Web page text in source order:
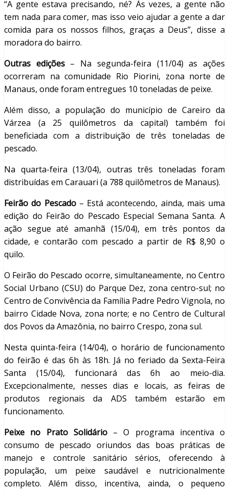
“A gente estava precisando, né? Às vezes, a gente não
tem nada para comer, mas isso veio ajudar a gente a dar
comida para os nossos filhos, graças a Deus”, disse a
moradora do bairro.
Outras edições– Na segunda-feira (11/04) as ações
ocorreram na comunidade Rio Piorini, zona norte de
Manaus, onde foram entregues 10 toneladas de peixe.
Além disso, a população do município de Careiro da
Várzea (a 25 quilômetros da capital) também foi
beneficiada com a distribuição de três toneladas de
pescado.
Na quarta-feira (13/04), outras três toneladas foram
distribuídas em Carauari (a 788 quilômetros de Manaus).
Feirão do Pescado– Está acontecendo, ainda, mais uma
edição do Feirão do Pescado Especial Semana Santa. A
ação segue até amanhã (15/04), em três pontos da
cidade, e contarão com pescado a partir de R$ 8,90 o
quilo.
O Feirão do Pescado ocorre, simultaneamente, no Centro
Social Urbano (CSU) do Parque Dez, zona centro-sul; no
Centro de Convivência da Família Padre Pedro Vignola, no
bairro Cidade Nova, zona norte; e no Centro de Cultural
dos Povos da Amazônia, no bairro Crespo, zona sul.
Nesta quinta-feira (14/04), o horário de funcionamento
do feirão é das 6h às 18h. Já no feriado da Sexta-Feira
Santa (15/04), funcionará das 6h ao meio-dia.
Excepcionalmente, nesses dias e locais, as feiras de
produtos regionais da ADS também estarão em
funcionamento.
Peixe no Prato Solidário – O programa incentiva o
consumo de pescado oriundos das boas práticas de
manejo e controle sanitário sérios, oferecendo à
população, um peixe saudável e nutricionalmente
completo. Além disso, incentiva, ainda, o pequeno